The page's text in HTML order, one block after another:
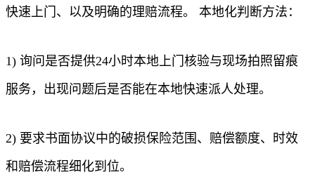
快速上门、以及明确的理赔流程。 本地化判断方法：
1) 询问是否提供24小时本地上门核验与现场拍照留痕
服务，出现问题后是否能在本地快速派人处理。
2) 要求书面协议中的破损保险范围、赔偿额度、时效
和赔偿流程细化到位。